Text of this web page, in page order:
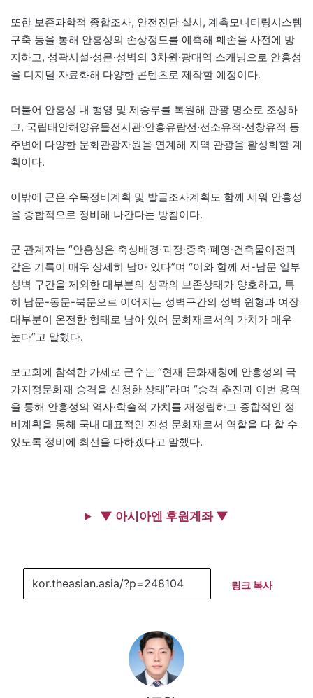
또한 보존과학적 종합조사, 안전진단 실시, 계측모니터링시스템
구축 등을 통해 안흥성의 손상정도를 예측해 훼손을 사전에 방
지하고, 성곽시설·성문·성벽의 3차원·광대역 스캐닝으로 안흥성
을 디지털 자료화해 다양한 콘텐츠로 제작할 예정이다.
더불어 안흥성 내 행영 및 제승루를 복원해 관광 명소로 조성하
고, 국립태안해양유물전시관·안흥유람선·선소유적·선창유적 등
주변에 다양한 문화관광자원을 연계해 지역 관광을 활성화할 계
획이다.
이밖에 군은 수목정비계획 및 발굴조사계획도 함께 세워 안흥성
을 종합적으로 정비해 나간다는 방침이다.
군 관계자는 “안흥성은 축성배경·과정·증축·폐영·건축물이전과
같은 기록이 매우 상세히 남아 있다”며 “이와 함께 서-남문 일부
성벽 구간을 제외한 대부분의 성곽의 보존상태가 양호하고, 특
히 남문-동문-북문으로 이어지는 성벽구간의 성벽 원형과 여장
대부분이 온전한 형태로 남아 있어 문화재로서의 가치가 매우
높다”고 말했다.
보고회에 참석한 가세로 군수는 “현재 문화재청에 안흥성의 국
가지정문화재 승격을 신청한 상태”라며 “승격 추진과 이번 용역
을 통해 안흥성의 역사·학술적 가치를 재정립하고 종합적인 정
비계획을 통해 국내 대표적인 진성 문화재로서 역할을 다 할 수
있도록 정비에 최선을 다하겠다고 말했다.
▼ 아시아엔 후원계좌 ▼
링크 복사